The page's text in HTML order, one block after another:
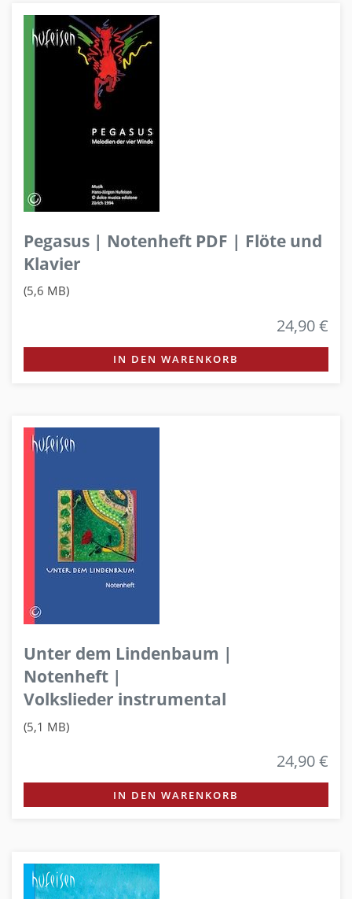
Pegasus | Notenheft PDF | Flöte und
Klavier
(5,6 MB)
24,90 €
IN DEN WARENKORB
Unter dem Lindenbaum |
Notenheft |
Volkslieder instrumental
(5,1 MB)
24,90 €
IN DEN WARENKORB